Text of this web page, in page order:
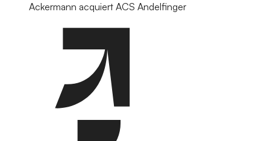
Ackermann acquiert ACS Andelfinger